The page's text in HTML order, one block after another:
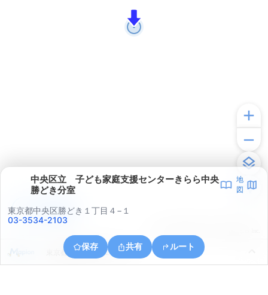
中央区立 子ども家庭支援センターきらら中央
勝どき分室
地
図
東京都中央区勝どき１丁目４−１
03-3534-2103
保存 共有 ルート
東京都港区浜松町２丁目１
アプリで見る